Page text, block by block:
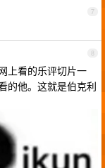
7
8
上看的乐评切片一
的他。这就是伯克利